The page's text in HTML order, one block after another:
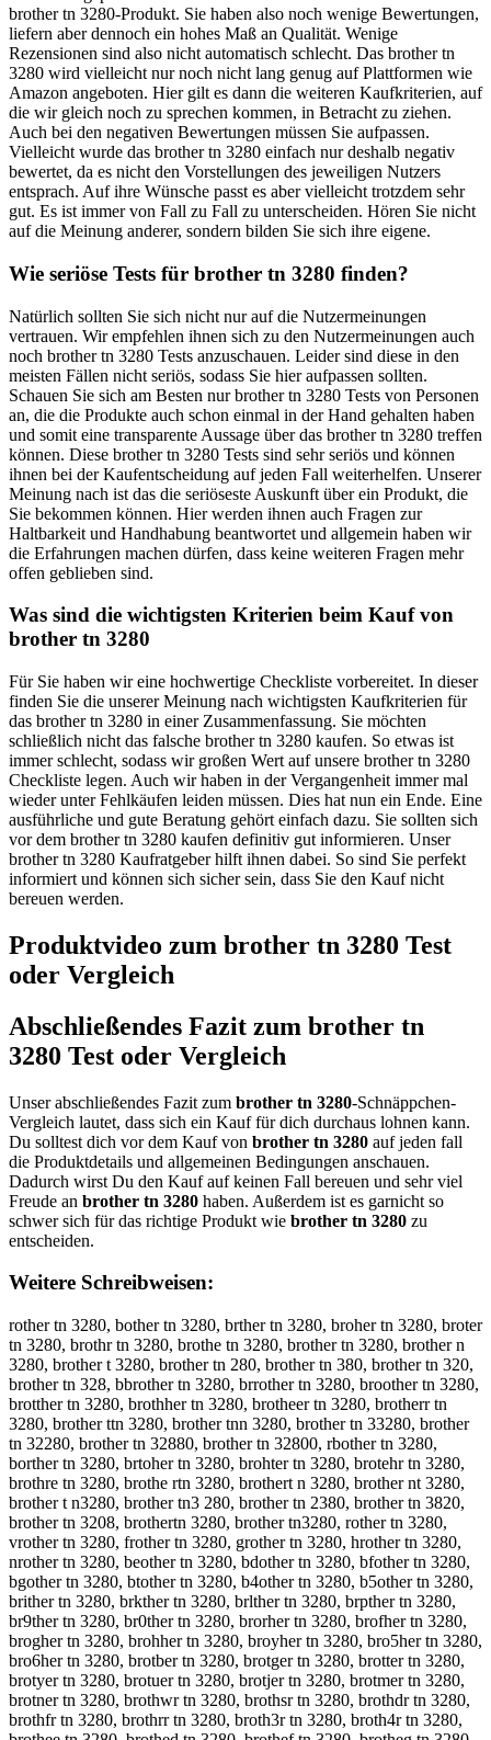
brother tn 3280-Produkt. Sie haben also noch wenige Bewertungen,
liefern aber dennoch ein hohes Maß an Qualität. Wenige
Rezensionen sind also nicht automatisch schlecht. Das brother tn
3280 wird vielleicht nur noch nicht lang genug auf Plattformen wie
Amazon angeboten. Hier gilt es dann die weiteren Kaufkriterien, auf
die wir gleich noch zu sprechen kommen, in Betracht zu ziehen.
Auch bei den negativen Bewertungen müssen Sie aufpassen.
Vielleicht wurde das brother tn 3280 einfach nur deshalb negativ
bewertet, da es nicht den Vorstellungen des jeweiligen Nutzers
entsprach. Auf ihre Wünsche passt es aber vielleicht trotzdem sehr
gut. Es ist immer von Fall zu Fall zu unterscheiden. Hören Sie nicht
auf die Meinung anderer, sondern bilden Sie sich ihre eigene.
Wie seriöse Tests für brother tn 3280 finden?
Natürlich sollten Sie sich nicht nur auf die Nutzermeinungen
vertrauen. Wir empfehlen ihnen sich zu den Nutzermeinungen auch
noch brother tn 3280 Tests anzuschauen. Leider sind diese in den
meisten Fällen nicht seriös, sodass Sie hier aufpassen sollten.
Schauen Sie sich am Besten nur brother tn 3280 Tests von Personen
an, die die Produkte auch schon einmal in der Hand gehalten haben
und somit eine transparente Aussage über das brother tn 3280 treffen
können. Diese brother tn 3280 Tests sind sehr seriös und können
ihnen bei der Kaufentscheidung auf jeden Fall weiterhelfen. Unserer
Meinung nach ist das die seriöseste Auskunft über ein Produkt, die
Sie bekommen können. Hier werden ihnen auch Fragen zur
Haltbarkeit und Handhabung beantwortet und allgemein haben wir
die Erfahrungen machen dürfen, dass keine weiteren Fragen mehr
offen geblieben sind.
Was sind die wichtigsten Kriterien beim Kauf von
brother tn 3280
Für Sie haben wir eine hochwertige Checkliste vorbereitet. In dieser
finden Sie die unserer Meinung nach wichtigsten Kaufkriterien für
das brother tn 3280 in einer Zusammenfassung. Sie möchten
schließlich nicht das falsche brother tn 3280 kaufen. So etwas ist
immer schlecht, sodass wir großen Wert auf unsere brother tn 3280
Checkliste legen. Auch wir haben in der Vergangenheit immer mal
wieder unter Fehlkäufen leiden müssen. Dies hat nun ein Ende. Eine
ausführliche und gute Beratung gehört einfach dazu. Sie sollten sich
vor dem brother tn 3280 kaufen definitiv gut informieren. Unser
brother tn 3280 Kaufratgeber hilft ihnen dabei. So sind Sie perfekt
informiert und können sich sicher sein, dass Sie den Kauf nicht
bereuen werden.
Produktvideo zum brother tn 3280 Test
oder Vergleich
Abschließendes Fazit zum brother tn
3280 Test oder Vergleich
Unser abschließendes Fazit zum brother tn 3280-Schnäppchen-
Vergleich lautet, dass sich ein Kauf für dich durchaus lohnen kann.
Du solltest dich vor dem Kauf von brother tn 3280 auf jeden fall
die Produktdetails und allgemeinen Bedingungen anschauen.
Dadurch wirst Du den Kauf auf keinen Fall bereuen und sehr viel
Freude an brother tn 3280 haben. Außerdem ist es garnicht so
schwer sich für das richtige Produkt wie brother tn 3280 zu
entscheiden.
Weitere Schreibweisen:
rother tn 3280, bother tn 3280, brther tn 3280, broher tn 3280, broter
tn 3280, brothr tn 3280, brothe tn 3280, brother tn 3280, brother n
3280, brother t 3280, brother tn 280, brother tn 380, brother tn 320,
brother tn 328, bbrother tn 3280, brrother tn 3280, broother tn 3280,
brotther tn 3280, brothher tn 3280, brotheer tn 3280, brotherr tn
3280, brother ttn 3280, brother tnn 3280, brother tn 33280, brother
tn 32280, brother tn 32880, brother tn 32800, rbother tn 3280,
borther tn 3280, brtoher tn 3280, brohter tn 3280, brotehr tn 3280,
brothre tn 3280, brothe rtn 3280, brothert n 3280, brother nt 3280,
brother t n3280, brother tn3 280, brother tn 2380, brother tn 3820,
brother tn 3208, brothertn 3280, brother tn3280, rother tn 3280,
vrother tn 3280, frother tn 3280, grother tn 3280, hrother tn 3280,
nrother tn 3280, beother tn 3280, bdother tn 3280, bfother tn 3280,
bgother tn 3280, btother tn 3280, b4other tn 3280, b5other tn 3280,
brither tn 3280, brkther tn 3280, brlther tn 3280, brpther tn 3280,
br9ther tn 3280, br0ther tn 3280, brorher tn 3280, brofher tn 3280,
brogher tn 3280, brohher tn 3280, broyher tn 3280, bro5her tn 3280,
bro6her tn 3280, brotber tn 3280, brotger tn 3280, brotter tn 3280,
brotyer tn 3280, brotuer tn 3280, brotjer tn 3280, brotmer tn 3280,
brotner tn 3280, brothwr tn 3280, brothsr tn 3280, brothdr tn 3280,
brothfr tn 3280, brothrr tn 3280, broth3r tn 3280, broth4r tn 3280,